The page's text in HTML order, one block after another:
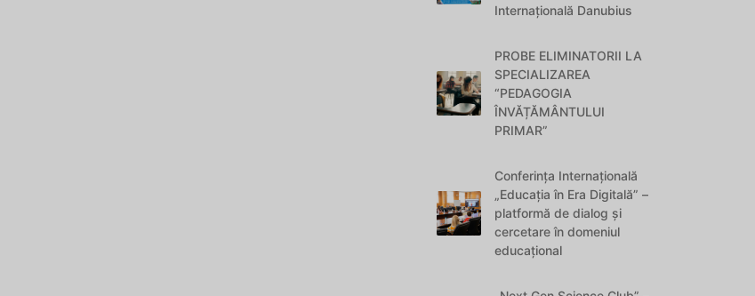
Internațională Danubius
PROBE ELIMINATORII LA
SPECIALIZAREA
“PEDAGOGIA
ÎNVĂȚĂMÂNTULUI
PRIMAR”
Conferința Internațională
„Educația în Era Digitală” –
platformă de dialog și
cercetare în domeniul
educațional